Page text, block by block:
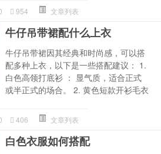
954 文章列表
牛仔吊带裙配什么上衣
牛仔吊带裙因其经典和时尚感，可以搭
配多种上衣，以下是一些搭配建议： 1.
白色高领打底衫 ： 显气质，适合正式
或半正式的场合。 2. 黄色短款开衫毛衣
406 文章列表
白色衣服如何搭配